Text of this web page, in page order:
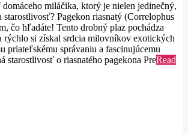
domáceho miláčika, ktorý je nielen jedinečný,
starostlivosť? Pagekon riasnatý (Correlophus
čo hľadáte! Tento drobný plaz pochádza
rýchlo si získal srdcia milovníkov exotických
priateľskému správaniu a fascinujúcemu
starostlivosť o riasnatého pagekona PreRead